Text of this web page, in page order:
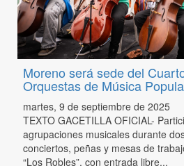
Moreno será sede del
Orquestas de Música
martes, 9 de septiembre de 2025
TEXTO GACETILLA OFICIAL-
agrupaciones musicales durante
conciertos, peñas y mesas de
“Los Robles”, con entrada libre...